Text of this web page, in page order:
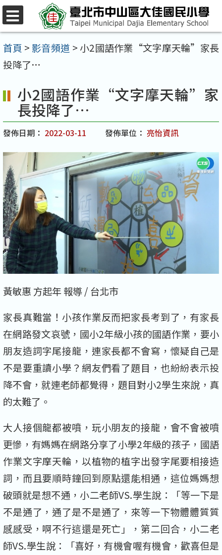
跳
至
主
要
容
首頁 > 影音頻道 > 小2國語作業“文字摩天輪”家長
投降了…
小2國語作業“文字摩天輪”家
長投降了…
發佈日期： 2022-03-11 發佈單位： 亮怡資訊
黃敏惠 方起年 報導 / 台北市
家長真難當！小孩作業反而把家長考到了，有家長
在網路發文哀號，國小2年級小孩的國語作業，要小
朋友造詞字尾接龍，連家長都不會寫，懷疑自己是
不是要重讀小學？網友們看了題目，也紛紛表示投
降不會，就連老師都覺得，題目對小2學生來說，真
的太難了。
大人接個龍都被噴，玩小朋友的接龍，會不會被噴
更慘，有媽媽在網路分享了小學2年級的孩子，國語
作業文字摩天輪，以植物的植字出發字尾要相接造
詞，而且要順時鐘回到原點還能相通，這位媽媽想
破頭就是想不通，小二老師VS.學生說：「等一下是
不是通了，通了是不是通了，來等一下物體體質質
感感受，啊不行這還是死亡」，第二回合，小二老
師VS.學生說：「喜好，有機會喔有機會，歡喜但是
選
單